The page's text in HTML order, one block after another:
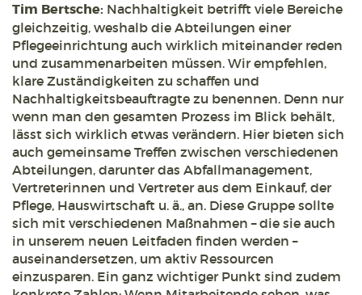
Tim Bertsche: Nachhaltigkeit betrifft viele Bereiche
gleichzeitig, weshalb die Abteilungen einer
Pflegeeinrichtung auch wirklich miteinander reden
und zusammenarbeiten müssen. Wir empfehlen,
klare Zuständigkeiten zu schaffen und
Nachhaltigkeitsbeauftragte zu benennen. Denn nur
wenn man den gesamten Prozess im Blick behält,
lässt sich wirklich etwas verändern. Hier bieten sich
auch gemeinsame Treffen zwischen verschiedenen
Abteilungen, darunter das Abfallmanagement,
Vertreterinnen und Vertreter aus dem Einkauf, der
Pflege, Hauswirtschaft u. ä., an. Diese Gruppe sollte
sich mit verschiedenen Maßnahmen – die sie auch
in unserem neuen Leitfaden finden werden –
auseinandersetzen, um aktiv Ressourcen
einzusparen. Ein ganz wichtiger Punkt sind zudem